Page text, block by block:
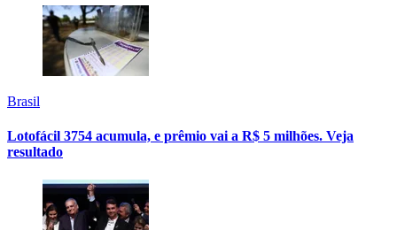
Brasil
Lotofácil 3754 acumula, e prêmio vai a R$ 5 milhões. Veja
resultado